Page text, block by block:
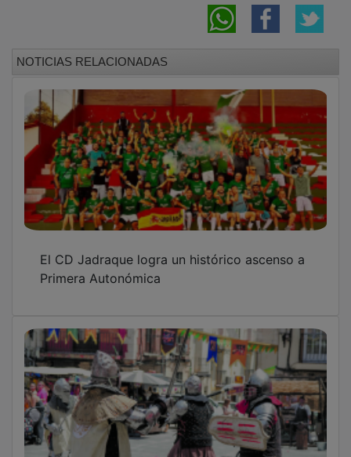
Mañanas de batalla en el mercado y tardes
de leyenda en la Fiesta de Alvar Fáñez que
celebra Horche este sábado
El fútbol femenino se hace grande en
Cabanillas con el Trofeo José Luis Ambrona